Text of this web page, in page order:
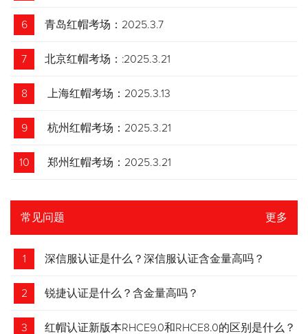
6 青岛红帽考场：2025.3.7
7 北京红帽考场：:2025.3.21
8 上海红帽考场：2025.3.13
9 杭州红帽考场：2025.3.21
10 郑州红帽考场：2025.3.21
常见问题 更多
1 深信服认证是什么？深信服认证含金量高吗？
2 锐捷认证是什么？含金量高吗？
3 红帽认证新版本RHCE9.0和RHCE8.0的区别是什么？